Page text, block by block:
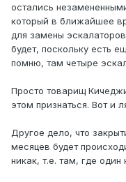
остались
который в ближайшее
для замены
будет, поскольку есть
помню, там четыре
Просто товарищ
этом признаться. Вот и
Другое дело, что
месяцев будет
никак, т.е. там, где один